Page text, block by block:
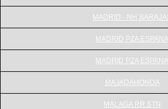
MADRID - NH
MADRID PZA ESPANA
MADRID PZA ESPANA
MAJADAHONDA
MALAGA RR STN